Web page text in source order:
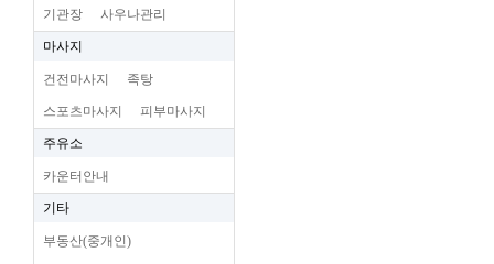
기관장 사우나관리
마사지
건전마사지 족탕
스포츠마사지 피부마사지
주유소
카운터안내
기타
부동산(중개인)